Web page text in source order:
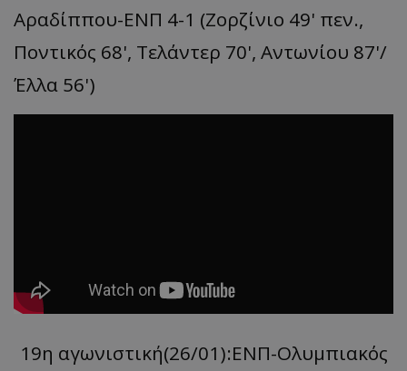
Αραδίππου-ΕΝΠ 4-1 (Ζορζίνιο 49' πεν.,
Ποντικός 68', Τελάντερ 70', Αντωνίου 87'/
Έλλα 56')
19η αγωνιστική(26/01):ΕΝΠ-Ολυμπιακός